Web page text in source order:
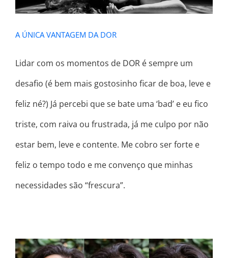
A ÚNICA VANTAGEM DA DOR
Lidar com os momentos de DOR é sempre um
desafio (é bem mais gostosinho ficar de boa, leve e
feliz né?) Já percebi que se bate uma ‘bad’ e eu fico
triste, com raiva ou frustrada, já me culpo por não
estar bem, leve e contente. Me cobro ser forte e
feliz o tempo todo e me convenço que minhas
necessidades são “frescura”.